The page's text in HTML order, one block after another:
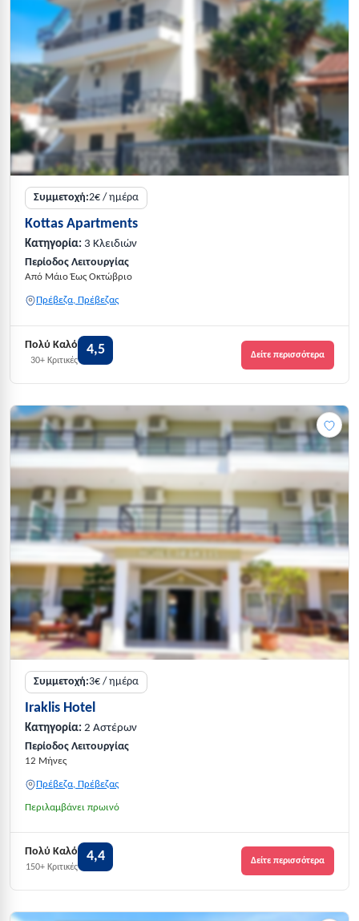
Συμμετοχή:2€ / ημέρα
Kottas Apartments
Κατηγορία: 3 Κλειδιών
Περίοδος Λειτουργίας
Από Μάιο Έως Οκτώβριο
Πρέβεζα, Πρέβεζας
Πολύ Καλό
30+ Κριτικές
4,5 Δείτε περισσότερα
Συμμετοχή:3€ / ημέρα
Iraklis Hotel
Κατηγορία: 2 Αστέρων
Περίοδος Λειτουργίας
12 Μήνες
Πρέβεζα, Πρέβεζας
Περιλαμβάνει πρωινό
Πολύ Καλό
150+ Κριτικές
4,4 Δείτε περισσότερα